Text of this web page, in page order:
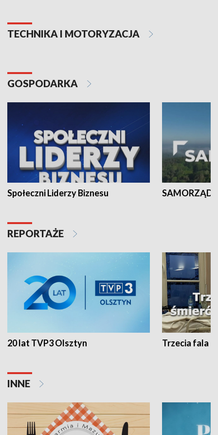
TECHNIKA I MOTORYZACJA
GOSPODARKA
Społeczni Liderzy Biznesu SAMORZĄD
REPORTAŻE
20 lat TVP3 Olsztyn Trzecia fala -
INNE